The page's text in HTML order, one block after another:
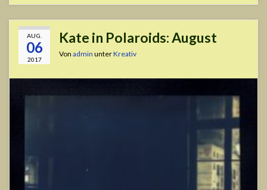
AUG.
06
2017
Kate in Polaroids: August
Von admin unterKreativ